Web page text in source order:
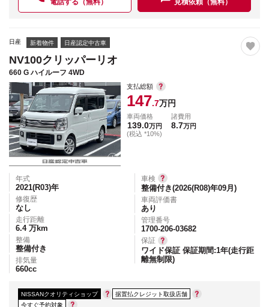
電話する（無料） 見積依頼（無料）
日産 新着物件 日産認定中古車
NV100クリッパーリオ
660 G ハイルーフ 4WD
支払総額
147.7万円
車両価格
139.0万円
(税込 *10%)
諸費用
8.7万円
年式
2021(R03)年
修復歴
なし
走行距離
6.4 万km
整備
整備付き
排気量
660cc
車検
整備付き(2026(R08)年09月)
車両評価書
あり
管理番号
1700-206-03682
保証
ワイド保証 保証期間:1年(走行距
離無制限)
NISSANクオリティショップ
据置払クレジット取扱店舗
今すぐ予約対象